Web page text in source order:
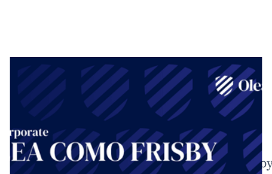
INTRODUCCION:
En 1977, en la ciudad de Pereira, nació